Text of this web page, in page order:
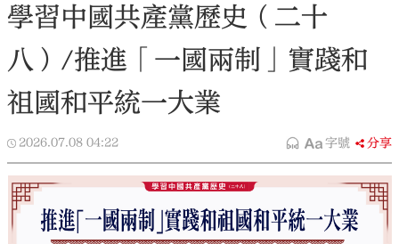
學習中國共產黨歷史（二十
八）/推進「一國兩制」實踐和
祖國和平統一大業
2026.07.08 04:22 字號 分享